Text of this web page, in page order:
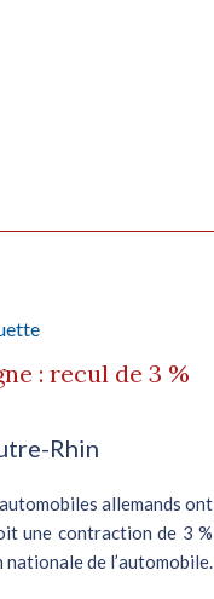
: recul de 3 %
Rhin
allemands ont
une contraction de 3 %
nationale de l’automobile.